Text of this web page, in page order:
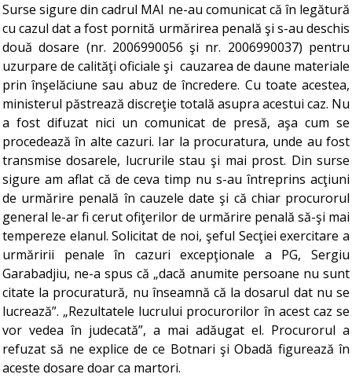
Surse sigure din cadrul MAI ne-au comunicat că în legătură
cu cazul dat a fost pornită urmărirea penală şi s-au deschis
două dosare (nr. 2006990056 şi nr. 2006990037) pentru
uzurpare de calităţi oficiale şi cauzarea de daune materiale
prin înşelăciune sau abuz de încredere. Cu toate acestea,
ministerul păstrează discreţie totală asupra acestui caz. Nu
a fost difuzat nici un comunicat de presă, aşa cum se
procedează în alte cazuri. Iar la procuratura, unde au fost
transmise dosarele, lucrurile stau şi mai prost. Din surse
sigure am aflat că de ceva timp nu s-au întreprins acţiuni
de urmărire penală în cauzele date şi că chiar procurorul
general le-ar fi cerut ofiţerilor de urmărire penală să-şi mai
tempereze elanul. Solicitat de noi, şeful Secţiei exercitare a
urmăririi penale în cazuri excepţionale a PG, Sergiu
Garabadjiu, ne-a spus că „dacă anumite persoane nu sunt
citate la procuratură, nu înseamnă că la dosarul dat nu se
lucrează”. „Rezultatele lucrului procurorilor în acest caz se
vor vedea în judecată”, a mai adăugat el. Procurorul a
refuzat să ne explice de ce Botnari şi Obadă figurează în
aceste dosare doar ca martori.